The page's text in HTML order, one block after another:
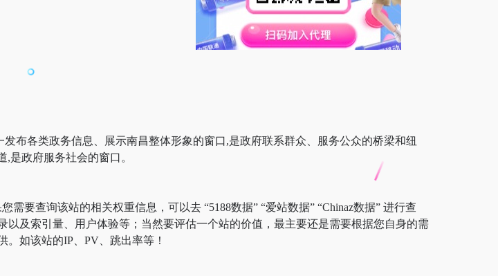
布各类政务信息、展示南昌整体形象的窗口,是政府联系群众、服务公众的桥梁和纽
是政府服务社会的窗口。
需要查询该站的相关权重信息，可以去 “5188数据” “爱站数据” “Chinaz数据” 进行查
及索引量、用户体验等；当然要评估一个站的价值，最主要还是需要根据您自身的需
如该站的IP、PV、跳出率等！